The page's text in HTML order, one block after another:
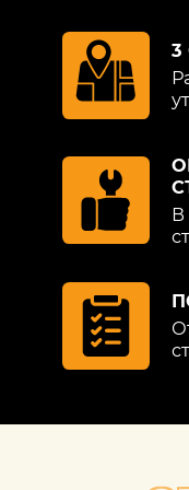
составляет
теоретически
полировок.
применение
которых
оболочка,
красивый
качественные
полироли.
оптимальный
В компании
3
В